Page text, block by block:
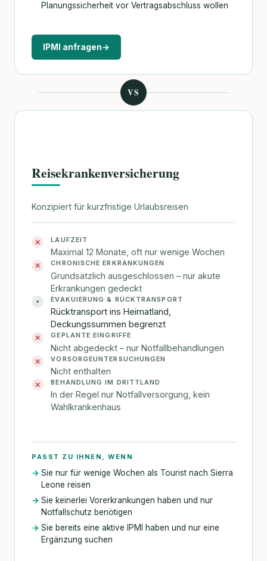
Planungssicherheit vor Vertragsabschluss wollen
IPMI anfragen→
VS
Reisekrankenversicherung
Konzipiert für kurzfristige Urlaubsreisen
✕ LAUFZEIT
Maximal 12 Monate, oft nur wenige Wochen
✕ CHRONISCHE ERKRANKUNGEN
Grundsätzlich ausgeschlossen – nur akute
Erkrankungen gedeckt
• EVAKUIERUNG & RÜCKTRANSPORT
Rücktransport ins Heimatland,
Deckungssummen begrenzt
✕ GEPLANTE EINGRIFFE
Nicht abgedeckt – nur Notfallbehandlungen
✕ VORSORGEUNTERSUCHUNGEN
Nicht enthalten
✕ BEHANDLUNG IM DRITTLAND
In der Regel nur Notfallversorgung, kein
Wahlkrankenhaus
PASST ZU IHNEN, WENN
Sie nur für wenige Wochen als Tourist nach Sierra
Leone reisen
Sie keinerlei Vorerkrankungen haben und nur
Notfallschutz benötigen
Sie bereits eine aktive IPMI haben und nur eine
Ergänzung suchen